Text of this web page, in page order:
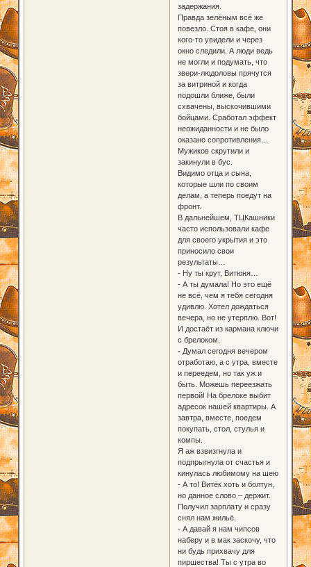
задержания.
Правда зелёным всё же
повезло. Стоя в кафе, они
кого-то увидели и через
окно следили. А люди ведь
не могли и подумать, что
звери-людоловы прячутся
за витриной и когда
подошли ближе, были
схвачены, выскочившими
бойцами. Сработал эффект
неожиданности и не было
оказано сопротивления…
Мужиков скрутили и
закинули в бус.
Видимо отца и сына,
которые шли по своим
делам, а теперь поедут на
фронт.
В дальнейшем, ТЦКашники
часто использовали кафе
для своего укрытия и это
приносило свои
результаты…
- Ну ты крут, Витюня…
- А ты думала! Но это ещё
не всё, чем я тебя сегодня
удивлю. Хотел дождаться
вечера, но не утерплю. Вот!
И достаёт из кармана ключи
с брелоком.
- Думал сегодня вечером
отработаю, а с утра, вместе
и переедем, но так уж и
быть. Можешь переезжать
первой! На брелоке выбит
адресок нашей квартиры. А
завтра, вместе, поедем
покупать, стол, стулья и
компы.
Я аж взвизгнула и
подпрыгнула от счастья и
кинулась любимому на шею
- А то! Витёк хоть и болтун,
но данное слово – держит.
Получил зарплату и сразу
снял нам жильё.
- А давай я нам чипсов
наберу и в мак заскочу, что
ни будь прихвачу для
пиршества! Ты с утра во